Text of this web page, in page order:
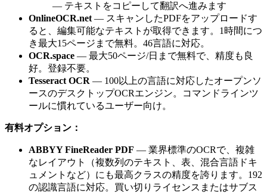
— テキストをコピーして翻訳へ進みます
OnlineOCR.net — スキャンしたPDFをアップロードす
ると、編集可能なテキストが取得できます。1時間につ
き最大15ページまで無料。46言語に対応。
OCR.space — 最大50ページ/日まで無料で、精度も良
好。登録不要。
Tesseract OCR — 100以上の言語に対応したオープンソ
ースのデスクトップOCRエンジン。コマンドラインツ
ールに慣れているユーザー向け。
有料オプション：
ABBYY FineReader PDF — 業界標準のOCRで、複雑
なレイアウト（複数列のテキスト、表、混合言語ドキ
ュメントなど）にも最高クラスの精度を誇ります。192
の認識言語に対応。買い切りライセンスまたはサブス